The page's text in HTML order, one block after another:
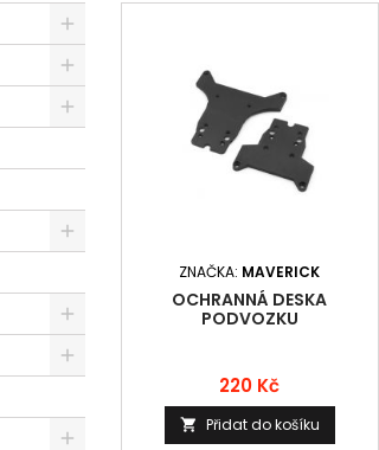
ZNAČKA: MAVERICK
OCHRANNÁ DESKA
PODVOZKU
Cena
220 Kč
 Přidat do košíku